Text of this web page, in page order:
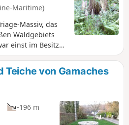
Maritime)
Massiv, das
Waldgebiets
einst im Besitz
majestätischer
Buchen
kommt man am
bise vorbei.
einen
mit der Stadt
Teiche von Gamaches
-196 m